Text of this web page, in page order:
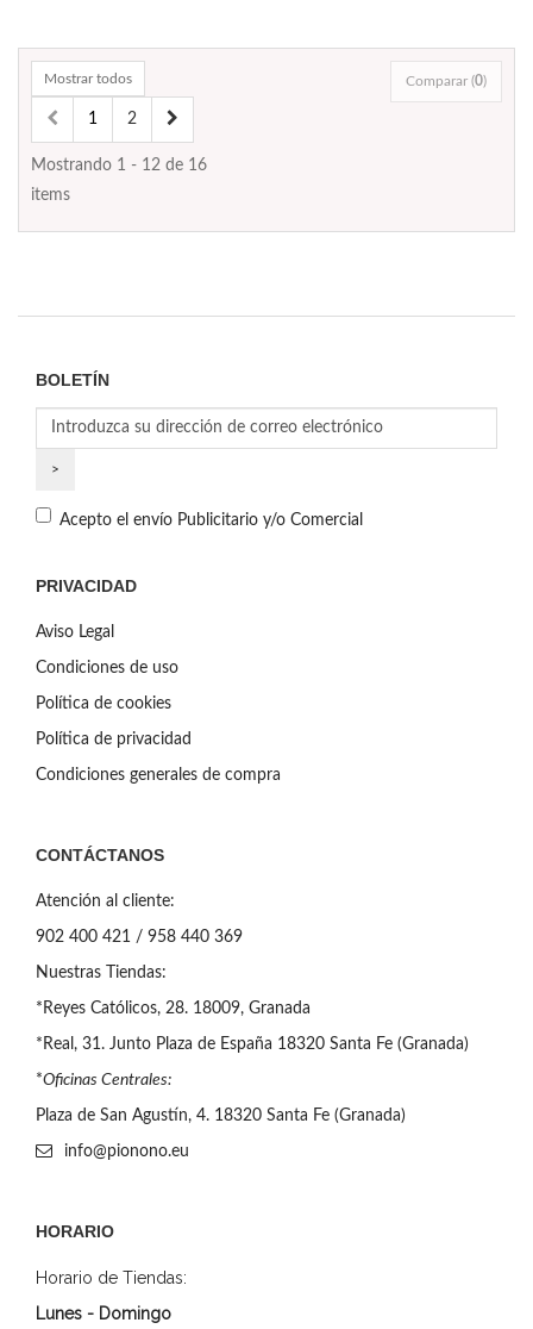
Mostrar todos
1 2
Mostrando 1 - 12 de 16
items
Comparar (0)
BOLETÍN
Acepto el envío Publicitario y/o Comercial
PRIVACIDAD
Aviso Legal
Condiciones de uso
Política de cookies
Política de privacidad
Condiciones generales de compra
CONTÁCTANOS
Atención al cliente:
902 400 421 / 958 440 369
Nuestras Tiendas:
*Reyes Católicos, 28. 18009, Granada
*Real, 31. Junto Plaza de España 18320 Santa Fe (Granada)
*Oficinas Centrales:
Plaza de San Agustín, 4. 18320 Santa Fe (Granada)
info@pionono.eu
HORARIO
Horario de Tiendas:
Lunes - Domingo